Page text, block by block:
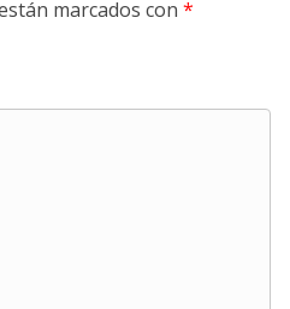
marcados con *